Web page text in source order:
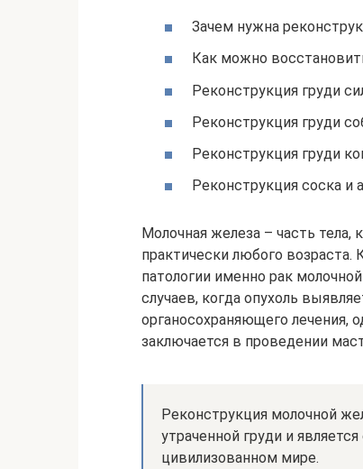
Зачем нужна
Как можно
Реконструкция груди
Реконструкция груди
Реконструкция груди
Реконструкция соска и
Молочная железа – часть
практически любого
патологии именно рак
случаев, когда опухоль
органосохраняющего лечения,
заключается в проведении
Реконструкция молочной
утраченной груди и
цивилизованном мире.